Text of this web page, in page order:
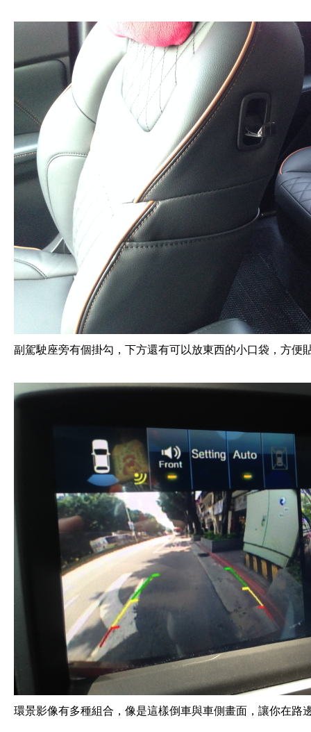
副駕駛座旁有個掛勾，下方還有可以放東西的小口袋，方便
環景影像有多種組合，像是這樣倒車與車側畫面，讓你在路